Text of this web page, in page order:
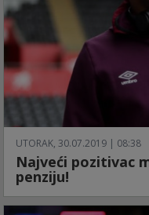
UTORAK, 30.07.2019 | 08:38
Najveći pozitivac
penziju!